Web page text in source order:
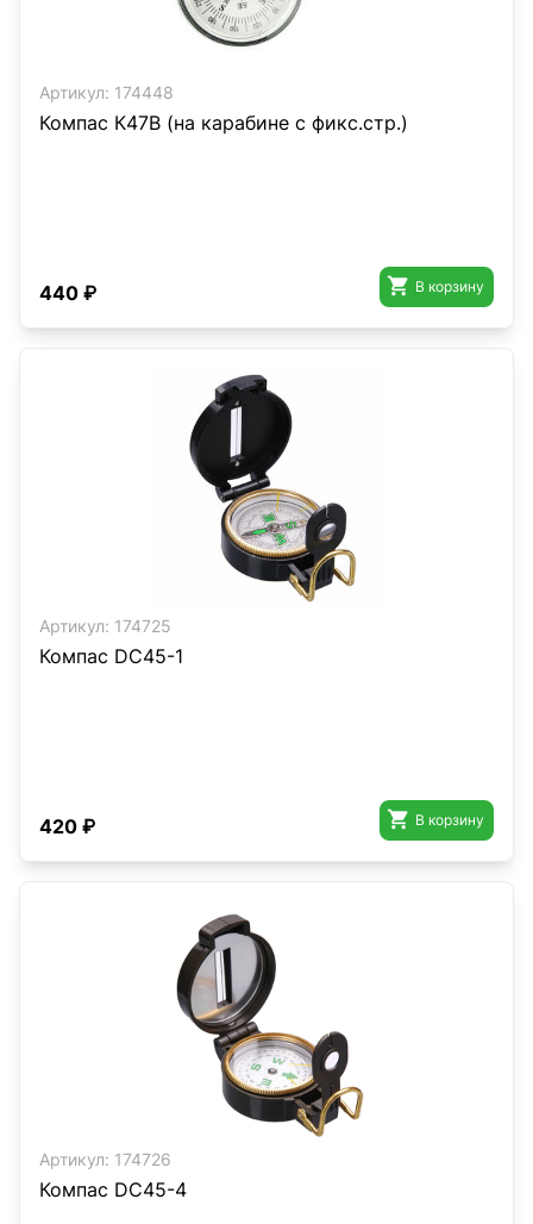
Артикул: 174448
Компас К47В (на карабине с фикс.стр.)
440 ₽  В корзину
Артикул: 174725
Компас DC45-1
420 ₽  В корзину
Артикул: 174726
Компас DC45-4